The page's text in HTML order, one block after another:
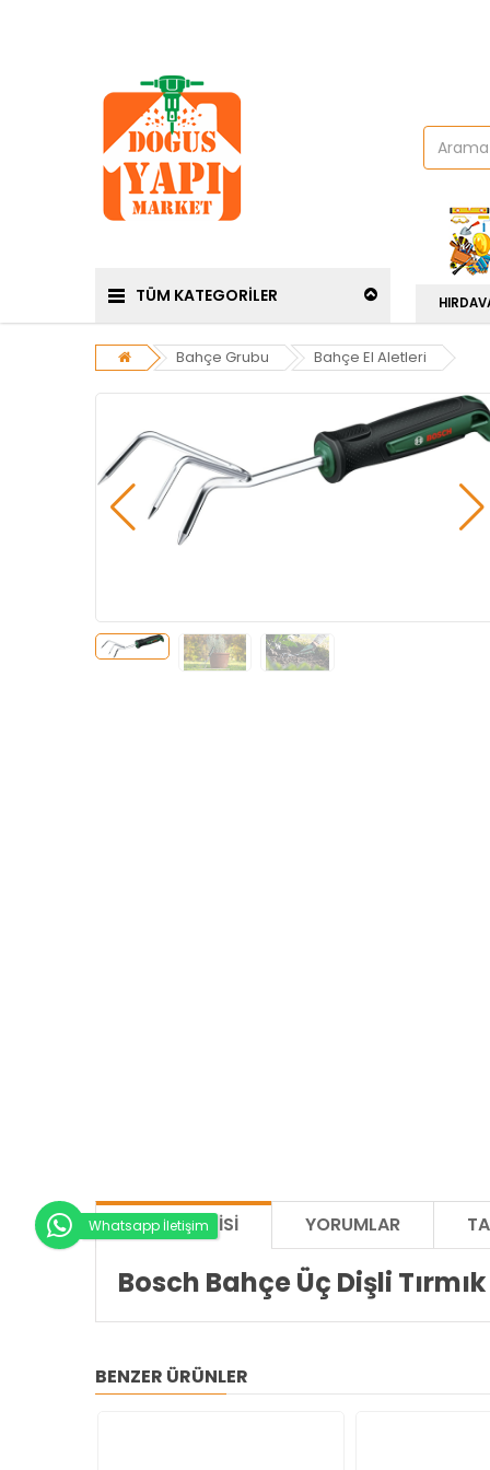
TÜM KATEGORİLER
Bahçe Grubu Bahçe El Aletleri
ÜRÜN BILGISI YORUMLAR
Bosch Bahçe Üç Dişli
BENZER ÜRÜNLER
Whatsapp İletişim